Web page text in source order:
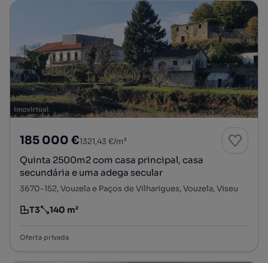
185 000 €1321,43 €/m²
Quinta 2500m2 com casa principal, casa
secundária e uma adega secular
3670-152, Vouzela e Paços de Vilharigues, Vouzela, Viseu
Tipologia
T3
Preço por metro quadrado
140 m²
Oferta privada